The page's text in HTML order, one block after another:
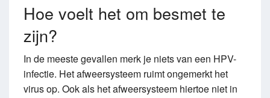
Hoe voelt het om besmet te
zijn?
In de meeste gevallen merk je niets van een HPV-
infectie. Het afweersysteem ruimt ongemerkt het
virus op. Ook als het afweersysteem hiertoe niet in